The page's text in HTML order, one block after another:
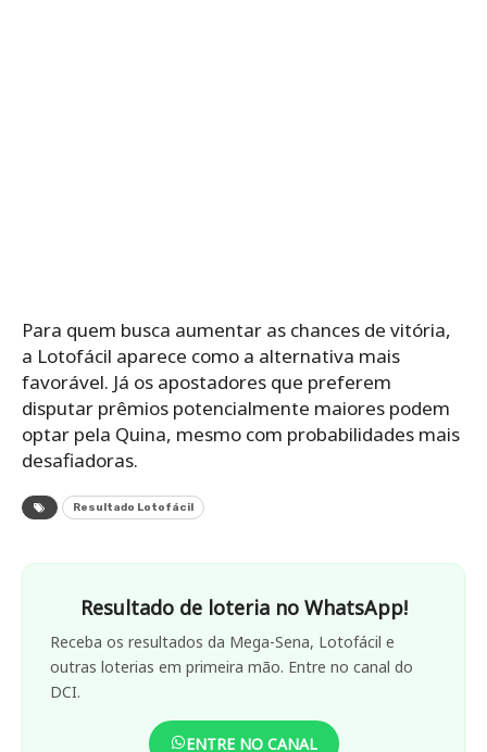
Para quem busca aumentar as chances de vitória,
a Lotofácil aparece como a alternativa mais
favorável. Já os apostadores que preferem
disputar prêmios potencialmente maiores podem
optar pela Quina, mesmo com probabilidades mais
desafiadoras.
Resultado Lotofácil
Resultado de loteria no WhatsApp!
Receba os resultados da Mega-Sena, Lotofácil e
outras loterias em primeira mão. Entre no canal do
DCI.
ENTRE NO CANAL